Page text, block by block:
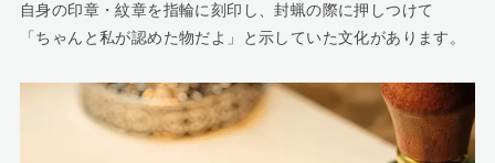
自身の印章・紋章を指輪に刻印し、封蝋の際に押しつけて
「ちゃんと私が認めた物だよ」と示していた文化があります。